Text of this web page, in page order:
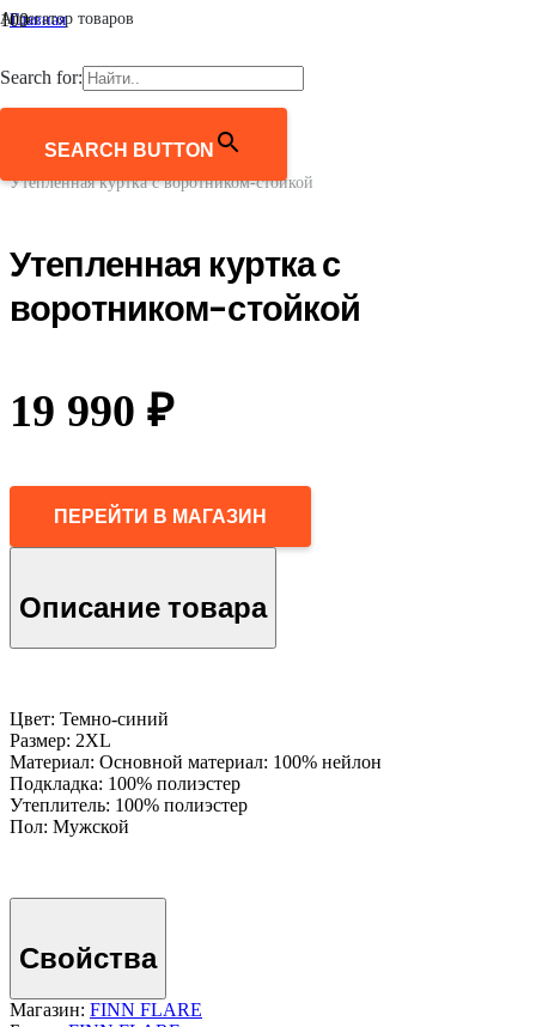
Агрегатор товаров
Search for:
SEARCH BUTTON
Главная
/
Куртки
Утепленная куртка с воротником-стойкой
Утепленная куртка с
воротником-стойкой
19 990 ₽
ПЕРЕЙТИ В МАГАЗИН
Описание товара
Цвет: Темно-cиний
Размер: 2XL
Материал: Основной материал: 100% нейлон
Подкладка: 100% полиэстер
Утеплитель: 100% полиэстер
Пол: Мужской
Свойства
Магазин: FINN FLARE